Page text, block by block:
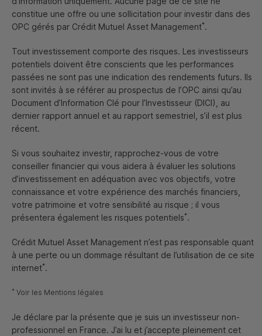
Le carburant de synthèse : la survie du
moteur thermique après 2035
01/06/2023
par Emmanuel Rétif, Analyste
Lire le billet
constitue une offre ou une sollicitation pour investir dans des
OPC gérés par Crédit Mutuel Asset Management*.
Tout investissement comporte des risques. Les investisseurs
potentiels doivent être conscients que les performances
passées ne sont pas une indication des rendements futurs. Ils
sont invités à se référer au prospectus de l’OPC ainsi qu’au
Document d’Information Clé pour l’Investisseur (DICI), au
dernier rapport annuel et au rapport semestriel, s’il est plus
récent.
Si vous souhaitez investir, rapprochez-vous de votre
conseiller financier qui vous aidera à évaluer les solutions
d’investissement en adéquation avec vos objectifs, votre
connaissance et votre expérience des marchés financiers,
votre patrimoine et votre sensibilité au risque ; il vous
présentera également les risques potentiels*.
Crédit Mutuel Asset Management n’est pas responsable quant
à une perte ou un dommage résultant de l’utilisation de ce site
internet*.
* Voir les Mentions légales
Je déclare par la présente que je suis un investisseur non-
professionnel en France. J’ai lu et j’accepte pleinement cet